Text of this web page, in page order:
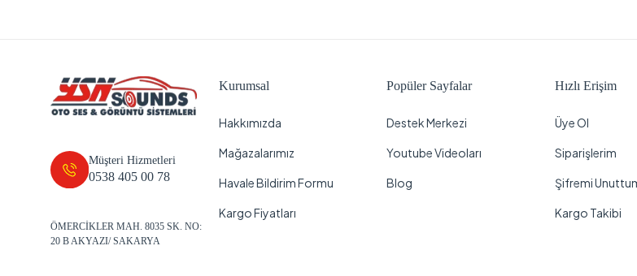
Müşteri Hizmetleri
0538 405 00 78
ÖMERCİKLER MAH. 8035 SK. NO:
20 B AKYAZI/ SAKARYA
Kurumsal
Hakkımızda
Mağazalarımız
Havale Bildirim Formu
Kargo Fiyatları
Popüler Sayfalar
Destek Merkezi
Youtube Videoları
Blog
Hızlı Erişim
Üye Ol
Siparişlerim
Şifremi
Kargo Takibi